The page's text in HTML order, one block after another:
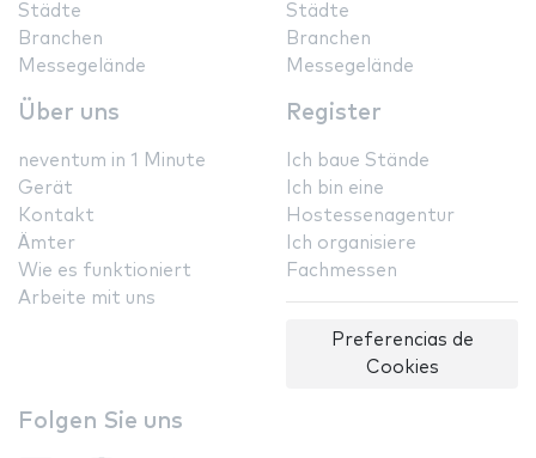
Städte
Branchen
Messegelände
Städte
Branchen
Messegelände
Über uns
neventum in 1 Minute
Gerät
Kontakt
Ämter
Wie es funktioniert
Arbeite mit uns
Register
Ich baue Stände
Ich bin eine
Hostessenagentur
Ich organisiere
Fachmessen
Preferencias de
Cookies
Folgen Sie uns